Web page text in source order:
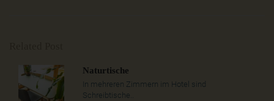
Naturtische
In mehreren Zimmern im Hotel sind
Schreibtische..